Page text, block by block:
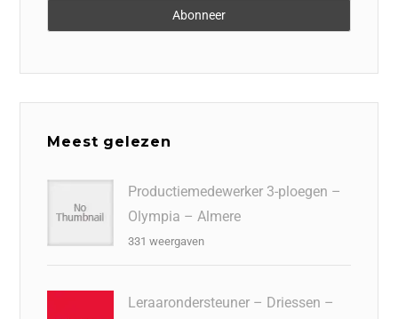
Meest gelezen
Productiemedewerker 3-ploegen –
Olympia – Almere
331 weergaven
Leraarondersteuner – Driessen –